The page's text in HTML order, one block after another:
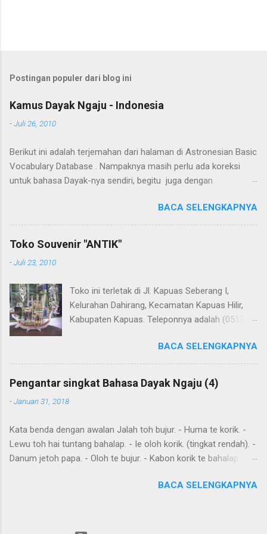
Postingan populer dari blog ini
Kamus Dayak Ngaju - Indonesia
-Juli 26, 2010
Berikut ini adalah terjemahan dari halaman di Astronesian Basic
Vocabulary Database . Nampaknya masih perlu ada koreksi
untuk bahasa Dayak-nya sendiri, begitu juga dengan
Translate . Koreksi bahasa dibantu oleh Dra. Hernawaty, M.Kes.
Untuk koreksi dari halaman ini dapat diberikan pada komentar.
Upaya penerjemahan Kamus Bahasa Dayak - Jerman sedang
Indonesia .
BACA SELENGKAPNYA
Toko Souvenir "ANTIK"
-Juli 23, 2010
Toko ini terletak di Jl. Kapuas Seberang I,
Kelurahan Dahirang, Kecamatan Kapuas Hilir,
Kabupaten Kapuas. Teleponnya adalah (0513)
Kapuas seperti perahu naga yang terbuat dari
getah nyatu (sebagaimana tampak dalam
gambar berikut ini): Perahu naga dari getah
nyatu
BACA SELENGKAPNYA
Pengantar singkat Bahasa Dayak Ngaju (4)
-Januari 31, 2018
Kata benda dengan awalan Jalah toh bujur. - Huma te korik. -
Lewu toh hai tuntang bahalap. - Ie oloh korik. (tingkat rendah). -
Danum jetoh papa. - Oloh te bujur. - Kabon korik te bahalap. -
yang dibentuk dari kata sehari-hari Ingat: Kalimat biasanya
ditekankan. Kemurnia suku juga penting. Tensesnya dibentuk
BACA SELENGKAPNYA